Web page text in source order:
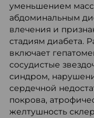
уменьшением
абдоминальным
влечения и
стадиям диабета.
включает
сосудистые
синдром,
сердечной
покрова,
желтушность